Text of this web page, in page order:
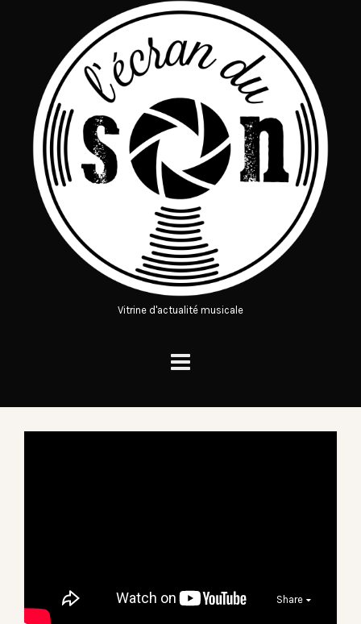
Vitrine d'actualité musicale
Share